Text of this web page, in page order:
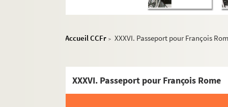
Accueil CCFr > XXXVI. Passeport pour François
XXXVI. Passeport pour François Rome